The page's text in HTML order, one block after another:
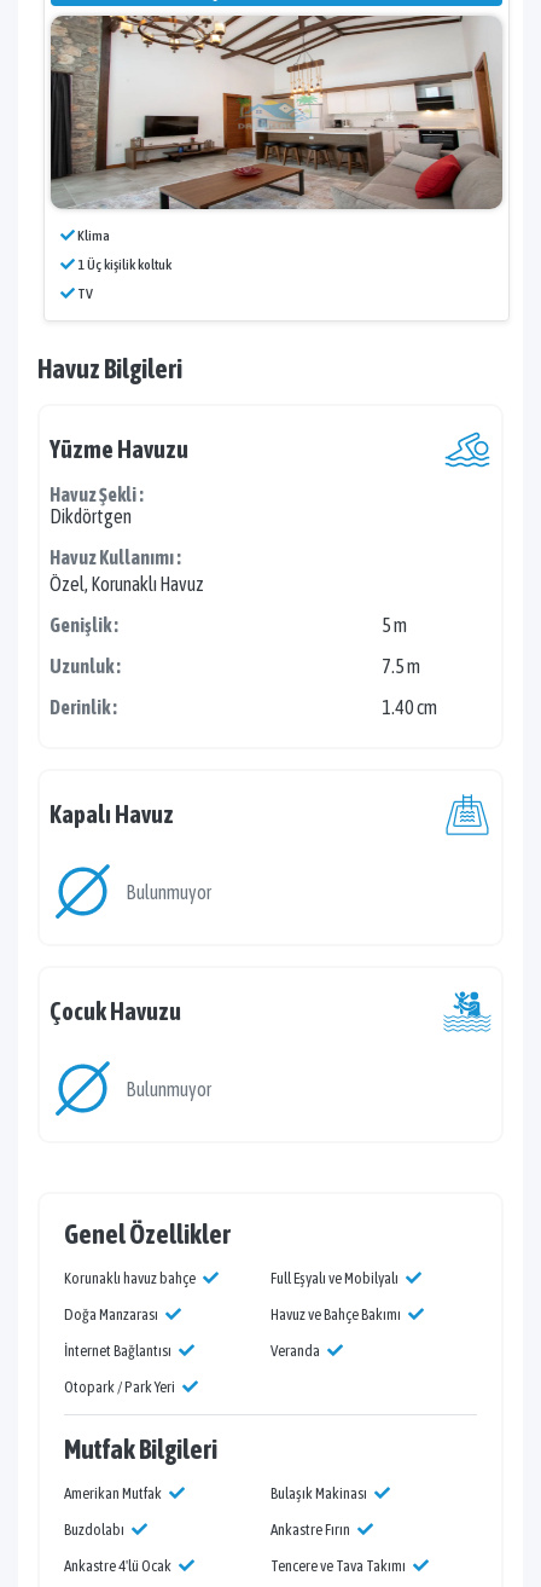
Klima
1 Üç kişilik koltuk
TV
Havuz Bilgileri
Yüzme Havuzu
Havuz Şekli :
Dikdörtgen
Havuz Kullanımı :
Özel, Korunaklı Havuz
Genişlik :
5 m
Uzunluk :
7.5 m
Derinlik :
1.40 cm
Kapalı Havuz
Bulunmuyor
Çocuk Havuzu
Bulunmuyor
Genel Özellikler
Korunaklı havuz bahçe
Full Eşyalı ve Mobilyalı
Doğa Manzarası
Havuz ve Bahçe Bakımı
İnternet Bağlantısı
Veranda
Otopark / Park Yeri
Mutfak Bilgileri
Amerikan Mutfak
Bulaşık Makinası
Buzdolabı
Ankastre Fırın
Ankastre 4'lü Ocak
Tencere ve Tava Takımı